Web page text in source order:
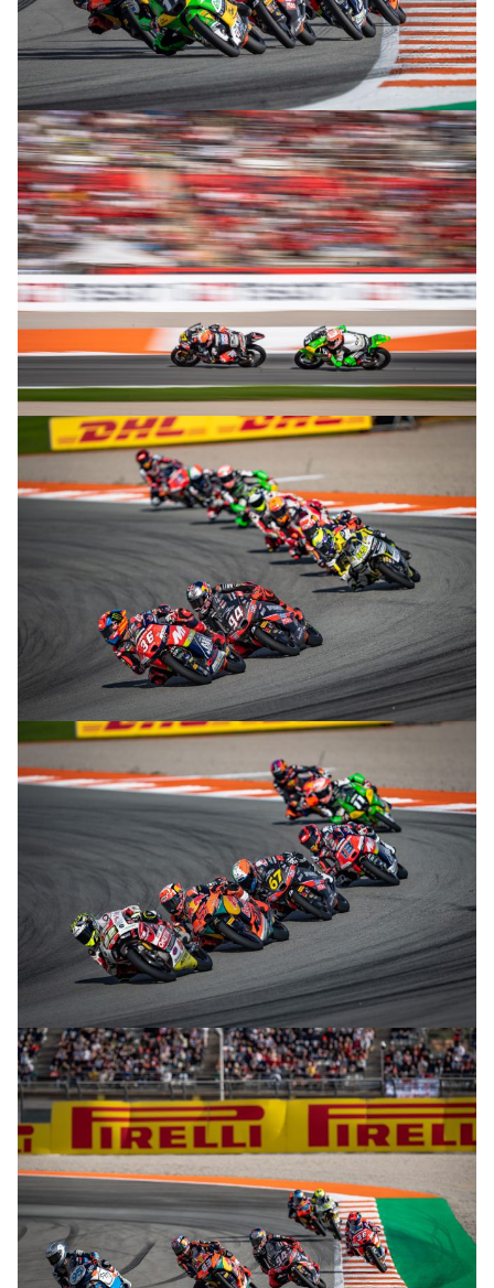
© R. Lekl
© R. Lekl
© R. Lekl
© R. Lekl